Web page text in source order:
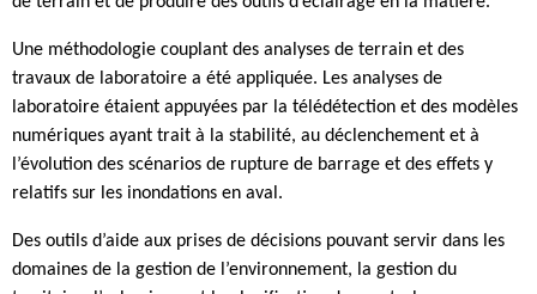
Une méthodologie couplant des analyses de terrain et des
travaux de laboratoire a été appliquée. Les analyses de
laboratoire étaient appuyées par la télédétection et des modèles
numériques ayant trait à la stabilité, au déclenchement et à
l’évolution des scénarios de rupture de barrage et des effets y
relatifs sur les inondations en aval.
Des outils d’aide aux prises de décisions pouvant servir dans les
domaines de la gestion de l’environnement, la gestion du